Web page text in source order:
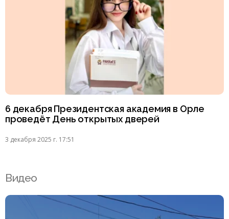
6 декабря Президентская академия в Орле
проведёт День открытых дверей
3 декабря 2025 г. 17:51
Видео